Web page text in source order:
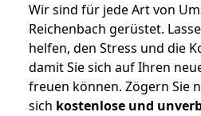
Wir sind für jede Art von
Reichenbach gerüstet.
helfen, den Stress und die
damit Sie sich auf Ihren
freuen können. Zögern Sie
sich kostenlose und